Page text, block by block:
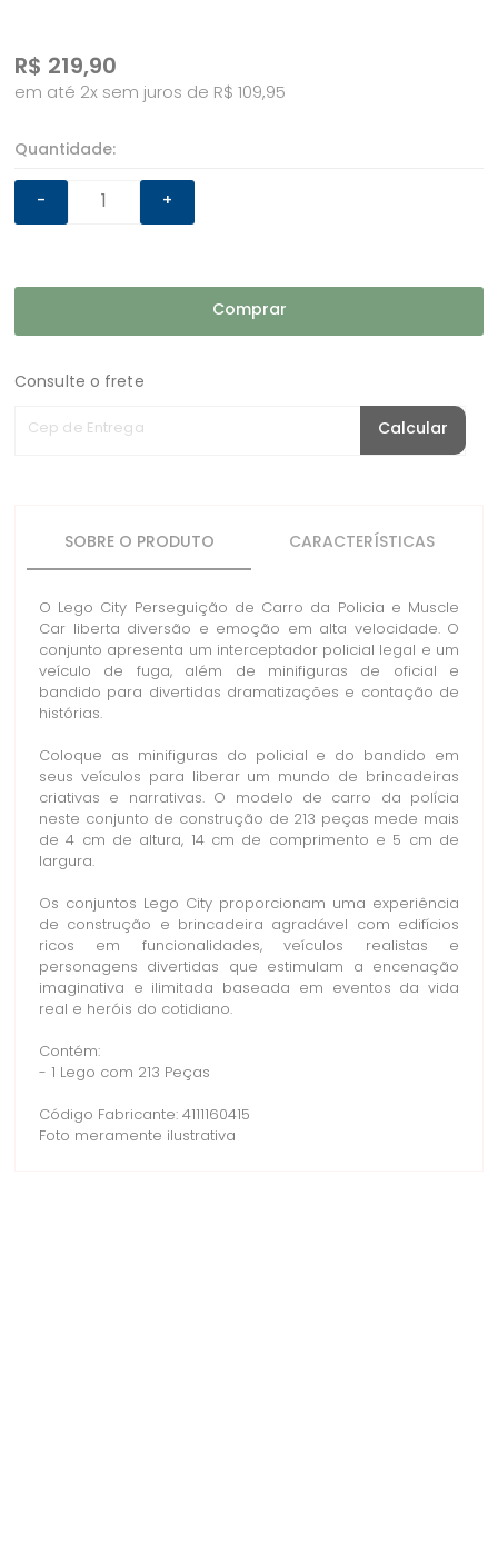
R$ 219,90
em até 2x sem juros de R$ 109,95
Quantidade:
-
+
Comprar
Consulte o frete
Cep de Entrega Calcular
SOBRE O PRODUTO CARACTERÍSTICAS
O Lego City Perseguição de Carro da Policia e Muscle
Car liberta diversão e emoção em alta velocidade. O
conjunto apresenta um interceptador policial legal e um
veículo de fuga, além de minifiguras de oficial e
bandido para divertidas dramatizações e contação de
histórias.
Coloque as minifiguras do policial e do bandido em
seus veículos para liberar um mundo de brincadeiras
criativas e narrativas. O modelo de carro da polícia
neste conjunto de construção de 213 peças mede mais
de 4 cm de altura, 14 cm de comprimento e 5 cm de
largura.
Os conjuntos Lego City proporcionam uma experiência
de construção e brincadeira agradável com edifícios
ricos em funcionalidades, veículos realistas e
personagens divertidas que estimulam a encenação
imaginativa e ilimitada baseada em eventos da vida
real e heróis do cotidiano.
Contém:
- 1 Lego com 213 Peças
Código Fabricante: 4111160415
Foto meramente ilustrativa